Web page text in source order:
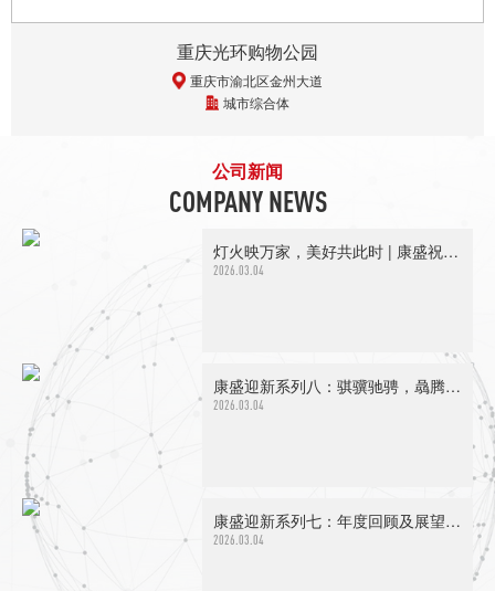
重庆光环购物公园
重庆市渝北区金州大道
城市综合体
公司新闻
COMPANY NEWS
灯火映万家，美好共此时 | 康盛祝您元宵喜乐
2026.03.04
康盛迎新系列八：骐骥驰骋，骉腾万里 | 祝您2026新春快乐！
2026.03.04
康盛迎新系列七：年度回顾及展望——努力即是归程，致每一位奋斗者
2026.03.04